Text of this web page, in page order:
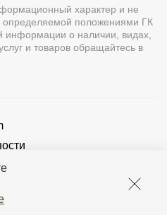
характер и не
определяемой положениями ГК
информации о наличии, видах,
и товаров обращайтесь в